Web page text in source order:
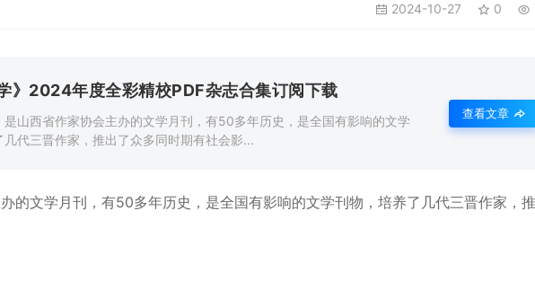
2024-10-27 0
》2024年度全彩精校PDF杂志合集订阅下载
是山西省作家协会主办的文学月刊，有50多年历史，是全国有影响的文学
几代三晋作家，推出了众多同时期有社会影...
查看文章
的文学月刊，有50多年历史，是全国有影响的文学刊物，培养了几代三晋作家，